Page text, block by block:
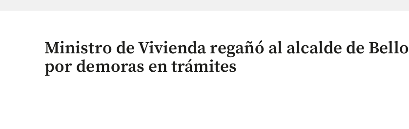
Ministro de Vivienda regañó al alcalde de Bello
por demoras en trámites